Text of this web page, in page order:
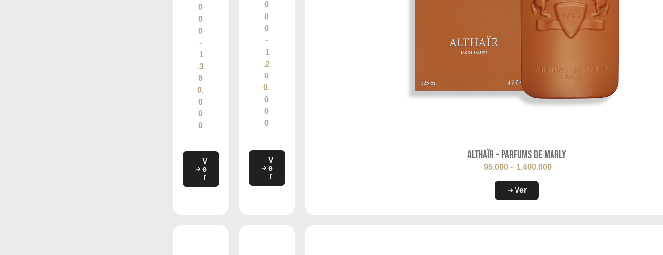
0
0
0
-
1
.3
8
0.
0
0
0
V
e
r
0
0
0
-
1
.2
0
0.
0
0
0
V
e
r
Althaïr – Parfums de Marly
95.000 - 1.400.000
Ver